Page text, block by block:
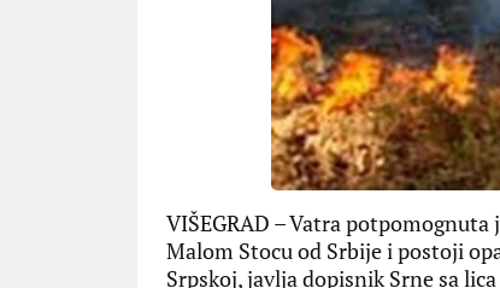
VIŠEGRAD – Vatra
Malom Stocu od Srbije i postoji
Srpskoj, javlja dopisnik Srne sa